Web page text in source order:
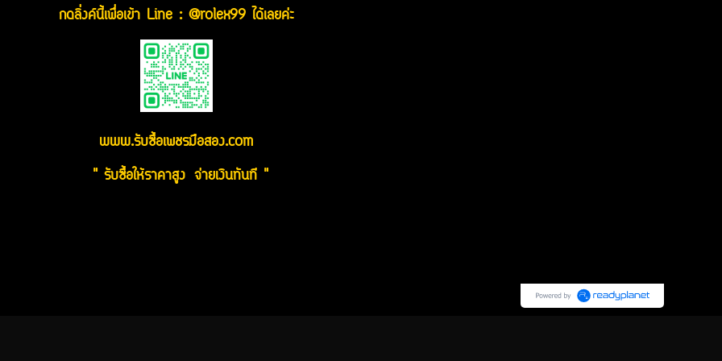
กดลิ่งค์นี้เพื่อเข้า Line : @rolex99 ได้เลยค่ะ
www.รับซื้อเพชรมือสอง.com
" รับซื้อให้ราคาสูง จ่ายเงินทันที "